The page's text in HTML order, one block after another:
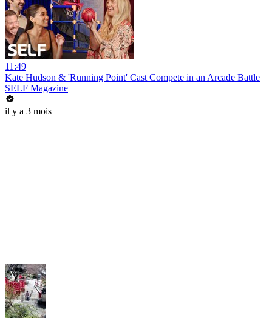
11:49
Kate Hudson & 'Running Point' Cast Compete in an Arcade Battle
SELF Magazine
il y a 3 mois